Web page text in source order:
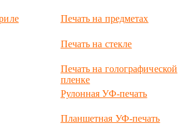
Печать на предметах
Печать на стекле
Печать на голографической
пленке
Рулонная УФ-печать
Планшетная УФ-печать